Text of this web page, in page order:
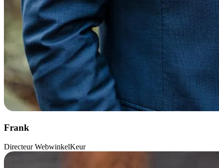
Frank
Directeur WebwinkelKeur